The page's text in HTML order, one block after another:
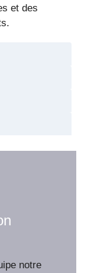
et des
notre